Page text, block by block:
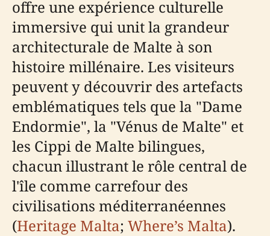
offre une expérience culturelle
immersive qui unit la grandeur
architecturale de Malte à son
histoire millénaire. Les visiteurs
peuvent y découvrir des artefacts
emblématiques tels que la "Dame
Endormie", la "Vénus de Malte" et
les Cippi de Malte bilingues,
chacun illustrant le rôle central de
l'île comme carrefour des
civilisations méditerranéennes
(Heritage Malta; Where’s Malta).